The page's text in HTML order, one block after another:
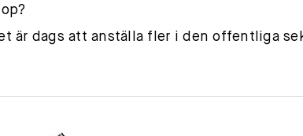
är dags att anställa fler i den offentliga